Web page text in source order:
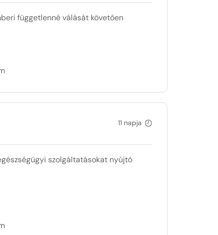
függetlenné válását követően
11 napja
szolgáltatásokat nyújtó